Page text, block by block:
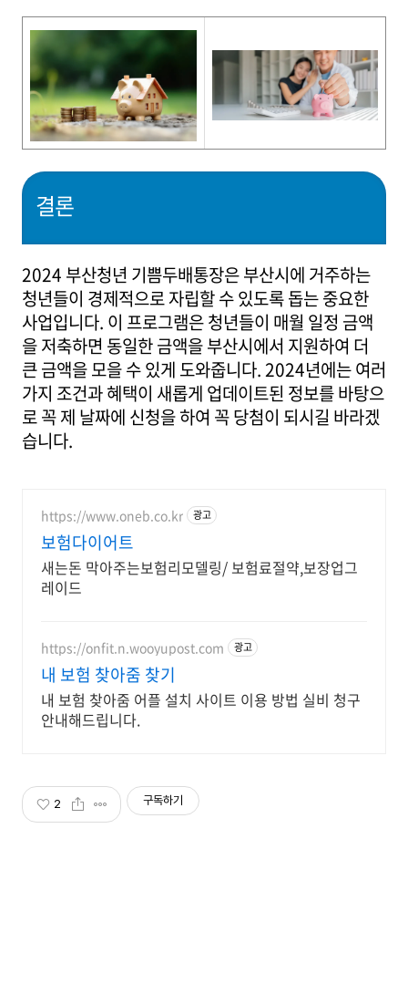
결론
2024 부산청년 기쁨두배통장은 부산시에 거주하는
청년들이 경제적으로 자립할 수 있도록 돕는 중요한
사업입니다. 이 프로그램은 청년들이 매월 일정 금액
을 저축하면 동일한 금액을 부산시에서 지원하여 더
큰 금액을 모을 수 있게 도와줍니다. 2024년에는 여러
가지 조건과 혜택이 새롭게 업데이트된 정보를 바탕으
로 꼭 제 날짜에 신청을 하여 꼭 당첨이 되시길 바라겠
습니다.
https://www.oneb.co.kr 광고
보험다이어트
새는돈 막아주는보험리모델링/ 보험료절약,보장업그
레이드
https://onfit.n.wooyupost.com 광고
내 보험 찾아줌 찾기
내 보험 찾아줌 어플 설치 사이트 이용 방법 실비 청구
안내해드립니다.
2 구독하기